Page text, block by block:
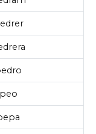
peo